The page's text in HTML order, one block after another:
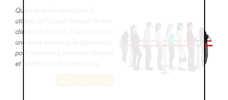
Quels sont les avantages à
utiliser IzyFil pour l'accueil de ses
clients et visiteurs ? Découvrez ici
une série d'avantages significatifs
pour facilement améliorer l'accueil
et fluidifier les files d'attentes